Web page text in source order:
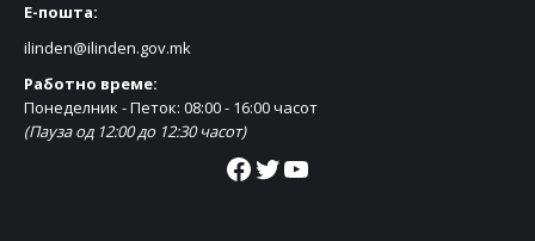
Е-пошта:
ilinden@ilinden.gov.mk
Работно време:
Понеделник - Петок: 08:00 - 16:00 часот
(Пауза од 12:00 до 12:30 часот)
Facebook Twitter YouTube